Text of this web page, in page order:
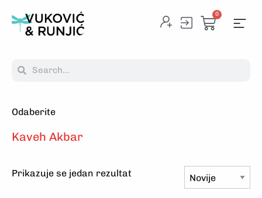
0
Odaberite
Kaveh Akbar
Prikazuje se jedan rezultat